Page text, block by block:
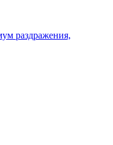
раздражения,